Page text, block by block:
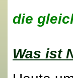
die
Was ist